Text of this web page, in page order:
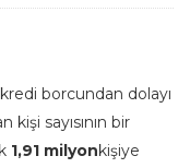
kredi borcundan dolayı
sayısının bir
1,91 milyonkişiye